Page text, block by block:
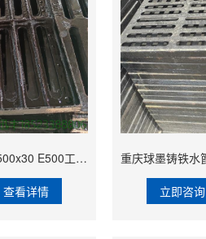
重庆球墨铸铁水篦子 300x500x30 E500工厂排水常用 重庆出售 外观美丽好用
查看详情 立即咨询